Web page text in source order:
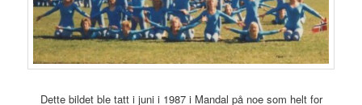
Dette bildet ble tatt i juni i 1987 i Mandal på noe som helt for